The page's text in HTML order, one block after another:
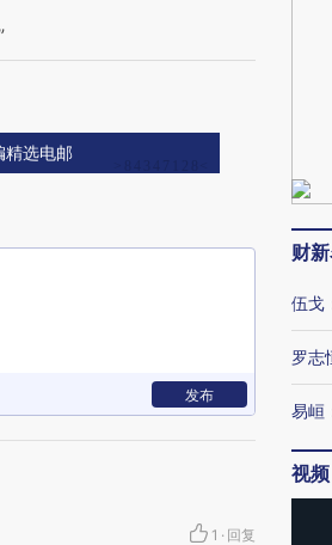
精选电邮
发布
1 · 回复
财
伍戈
罗志
易峘
视频